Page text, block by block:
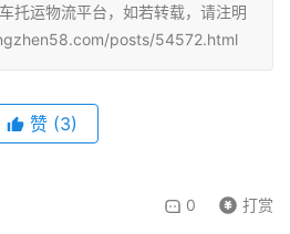
托运物流平台，如若转载，请注明
posts/54572.html
赞 (3)
0 打赏